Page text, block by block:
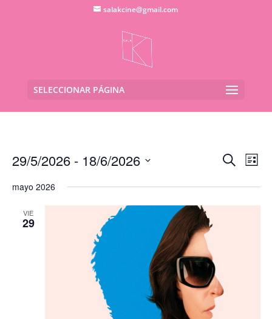
salakcine@gmail.com
SELECCIONAR PÁGINA
y
Buscar
de
Lista
29/5/2026 - 18/6/2026
fecha.
mayo 2026
VIE
29